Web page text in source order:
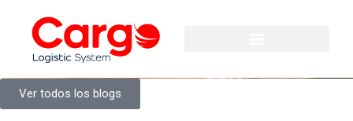
Ver todos los blogs